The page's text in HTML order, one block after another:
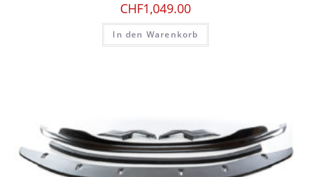
CHF1,049.00
In den Warenkorb